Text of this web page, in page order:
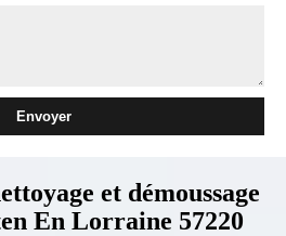
et démoussage
En Lorraine 57220